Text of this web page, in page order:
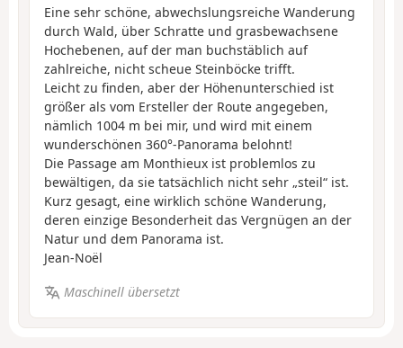
Eine sehr schöne, abwechslungsreiche Wanderung
durch Wald, über Schratte und grasbewachsene
Hochebenen, auf der man buchstäblich auf
zahlreiche, nicht scheue Steinböcke trifft.
Leicht zu finden, aber der Höhenunterschied ist
größer als vom Ersteller der Route angegeben,
nämlich 1004 m bei mir, und wird mit einem
wunderschönen 360°-Panorama belohnt!
Die Passage am Monthieux ist problemlos zu
bewältigen, da sie tatsächlich nicht sehr „steil“ ist.
Kurz gesagt, eine wirklich schöne Wanderung,
deren einzige Besonderheit das Vergnügen an der
Natur und dem Panorama ist.
Jean-Noël
Maschinell übersetzt